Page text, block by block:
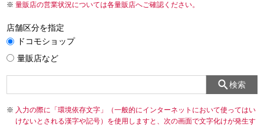
量販店の営業状況については各量販店へご確認ください。
店舗区分を指定
ドコモショップ
量販店など
検索
入力の際に「環境依存文字」（一般的にインターネットにおいて使ってはい
けないとされる漢字や記号）を使用しますと、次の画面で文字化けが発生す